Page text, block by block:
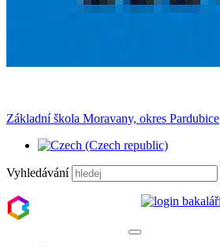
Základní škola Moravany, okres Pardubice
Vyhledávání